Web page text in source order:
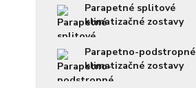
Parapetné splitové
klimatizačné zostavy
Parapetno-podstropné
klimatizačné zostavy